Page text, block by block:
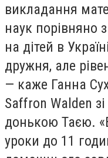
викладання
наук порівняно
на дітей в
дружня, але
— каже Ганна
Saffron Walden
донькою Таєю.
уроки до 11